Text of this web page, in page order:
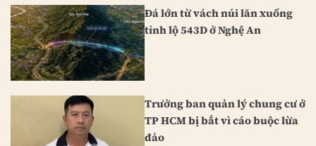
Đá lớn từ vách núi lăn xuống
tỉnh lộ 543D ở Nghệ An
Trưởng ban quản lý chung cư ở
TP HCM bị bắt vì cáo buộc lừa
đảo